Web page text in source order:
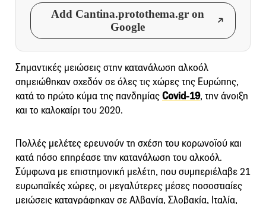
Add Cantina.protothema.gr on
Google
Σημαντικές μειώσεις στην κατανάλωση αλκοόλ
σημειώθηκαν σχεδόν σε όλες τις χώρες της Ευρώπης,
κατά το πρώτο κύμα της πανδημίαςCovid-19, την άνοιξη
και το καλοκαίρι του 2020.
Πολλές μελέτες ερευνούν τη σχέση του κορωνοϊού και
κατά πόσο επηρέασε την κατανάλωση του αλκοόλ.
Σύμφωνα με επιστημονική μελέτη, που συμπεριέλαβε 21
ευρωπαϊκές χώρες, οι μεγαλύτερες μέσες ποσοστιαίες
μειώσεις καταγράφηκαν σε Αλβανία, Σλοβακία, Ιταλία,